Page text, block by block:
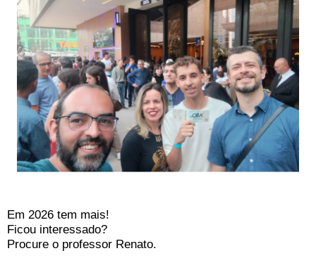
Em 2026 tem mais!
Ficou interessado?
Procure o professor Renato.